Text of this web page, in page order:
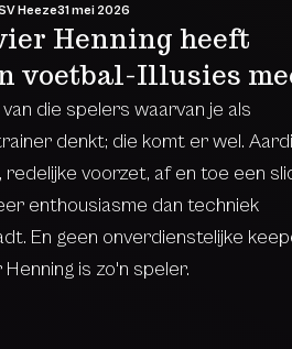
Heeze31 mei 2026
Henning heeft
voetbal-Illusies
van die spelers waarvan je als
denkt; die komt er wel.
redelijke voorzet, af en toe een
enthousiasme dan techniek
En geen onverdienstelijke
Henning is zo'n speler.